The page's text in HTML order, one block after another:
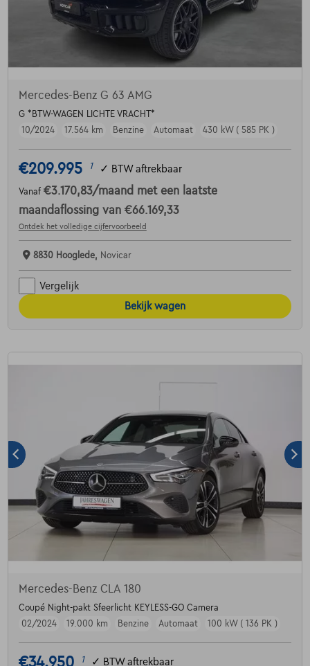
Mercedes-Benz G 63 AMG
G *BTW-WAGEN LICHTE VRACHT*
10/2024
17.564 km Benzine Automaat 430 kW ( 585 PK )
€209.995 1 ✓ BTW aftrekbaar
Vanaf €3.170,83/maand met een laatste
maandaflossing van €66.169,33
Ontdek het volledige cijfervoorbeeld
8830 Hooglede, Novicar
Vergelijk
Bekijk wagen
Mercedes-Benz CLA 180
Coupé Night-pakt Sfeerlicht KEYLESS-GO Camera
02/2024
19.000 km Benzine Automaat 100 kW ( 136 PK )
€34.950 1 ✓ BTW aftrekbaar